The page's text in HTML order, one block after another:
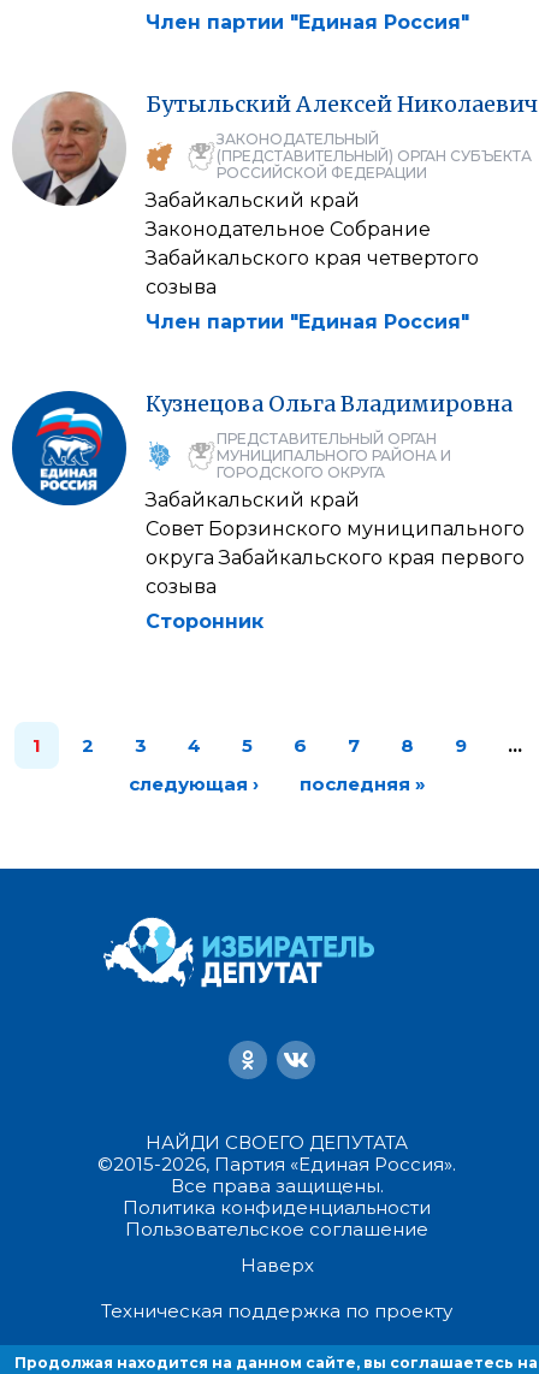
Член партии "Единая Россия"
БутыльскийАлексейНиколаевич
ЗАКОНОДАТЕЛЬНЫЙ
(ПРЕДСТАВИТЕЛЬНЫЙ) ОРГАН СУБЪЕКТА
РОССИЙСКОЙ ФЕДЕРАЦИИ
Забайкальский край
Законодательное Cобрание
Забайкальского края четвертого
созыва
Член партии "Единая Россия"
Кузнецова ОльгаВладимировна
ПРЕДСТАВИТЕЛЬНЫЙ ОРГАН
МУНИЦИПАЛЬНОГО РАЙОНА И
ГОРОДСКОГО ОКРУГА
Забайкальский край
Совет Борзинского муниципального
округа Забайкальского края первого
созыва
Сторонник
1 2 3 4 5 6 7 8 9
…
следующая ›
последняя »
НАЙДИ СВОЕГО ДЕПУТАТА
©2015-2026, Партия «Единая Россия».
Все права защищены.
Политика конфиденциальности
Пользовательское соглашение
Наверх
Техническая поддержка по проекту
Продолжая находиться на данном сайте, вы соглашаетесь на
Продолжая находится на данном сайте, вы соглашаетесь на